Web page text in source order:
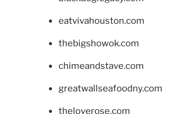
eatvivahouston.com
thebigshowok.com
chimeandstave.com
greatwallseafoodny.com
theloverose.com